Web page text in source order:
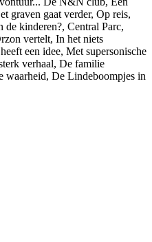
graven gaat verder, Op reis,
kinderen?, Central Parc,
vertelt, In het niets
een idee, Met supersonische
verhaal, De familie
waarheid, De Lindeboompjes in